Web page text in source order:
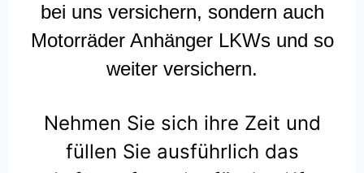
bei uns versichern, sondern auch
Motorräder Anhänger LKWs und so
weiter versichern.
Nehmen Sie sich ihre Zeit und
füllen Sie ausführlich das